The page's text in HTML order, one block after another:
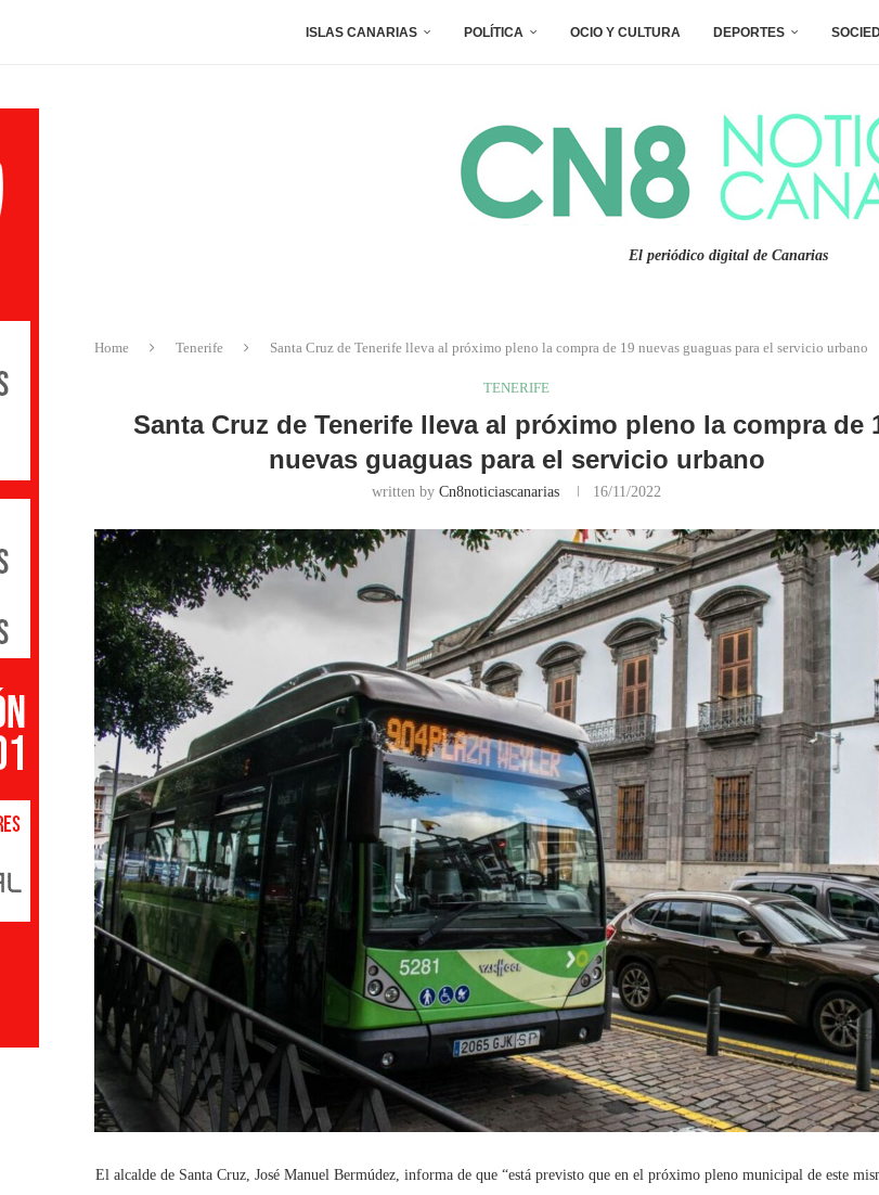
ISLAS CANARIAS POLÍTICA OCIO Y CULTURA DEPORTES
El periódico digital de Canarias
Home Tenerife Santa Cruz de Tenerife lleva al próximo pleno la compra de 19 nuevas guaguas para el servicio urbano
TENERIFE
Santa Cruz de Tenerife lleva al próximo pleno la compra de
nuevas guaguas para el servicio urbano
written byCn8noticiascanarias 16/11/2022
El alcalde de Santa Cruz, José Manuel Bermúdez, informa de que “está previsto que en el próximo pleno municipal de este